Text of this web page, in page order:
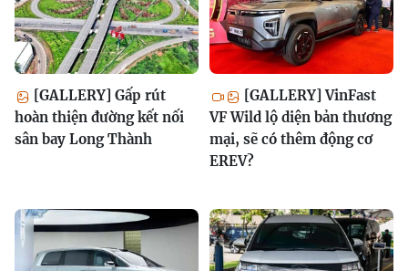
[GALLERY] Gấp rút
hoàn thiện đường kết nối
sân bay Long Thành
[GALLERY] VinFast
VF Wild lộ diện bản thương
mại, sẽ có thêm động cơ
EREV?